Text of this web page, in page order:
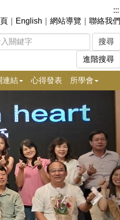
:::
｜ English 網站導覽 聯絡我們
進階搜尋
連結 心得發表 所學會
張